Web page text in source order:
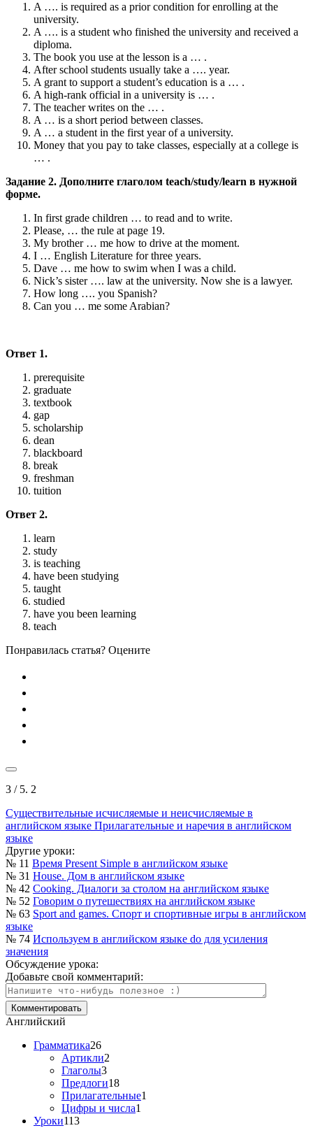
A …. is required as a prior condition for enrolling at the
university.
A …. is a student who finished the university and received a
diploma.
The book you use at the lesson is a … .
After school students usually take a …. year.
A grant to support a student’s education is a … .
A high-rank official in a university is … .
The teacher writes on the … .
A … is a short period between classes.
A … a student in the first year of a university.
Money that you pay to take classes, especially at a college is
… .
Задание 2. Дополните глаголом teach/study/learn в нужной
форме.
In first grade children … to read and to write.
Please, … the rule at page 19.
My brother … me how to drive at the moment.
I … English Literature for three years.
Dave … me how to swim when I was a child.
Nick’s sister …. law at the university. Now she is a lawyer.
How long …. you Spanish?
Can you … me some Arabian?
Ответ 1.
prerequisite
graduate
textbook
gap
scholarship
dean
blackboard
break
freshman
tuition
Ответ 2.
learn
study
is teaching
have been studying
taught
studied
have you been learning
teach
Понравилась статья? Оцените
3 / 5. 2
Существительные исчисляемые и неисчисляемые в
английском языке Прилагательные и наречия в английском
языке
Другие уроки:
№ 11 Время Present Simple в английском языке
№ 31 House. Дом в английском языке
№ 42 Cooking. Диалоги за столом на английском языке
№ 52 Говорим о путешествиях на английском языке
№ 63 Sport and games. Спорт и спортивные игры в английском
языке
№ 74 Используем в английском языке do для усиления
значения
Обсуждение урока:
Добавьте свой комментарий:
Английский
Грамматика26
Артикли2
Глаголы3
Предлоги18
Прилагательные1
Цифры и числа1
Уроки113